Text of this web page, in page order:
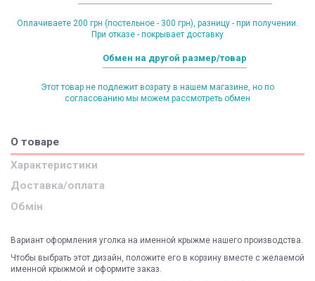
Оплачиваете 200 грн (постельное - 300 грн), разницу - при получении.
При отказе - покрывает доставку
Обмен на другой размер/товар
Этот товар не подлежит возрату в нашем магазине, но по
согласованию мы можем рассмотреть обмен
О товаре
Характеристики
Доставка/оплата
Обмін
Вариант оформления уголка на именной крыжме нашего производства.
Чтобы выбрать этот дизайн, положите его в корзину вместе с желаемой
именной крыжмой и оформите заказ.